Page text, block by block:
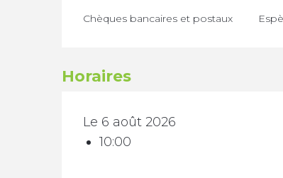
Chèques bancaires et postaux
Horaires
Le 6 août 2026
10:00